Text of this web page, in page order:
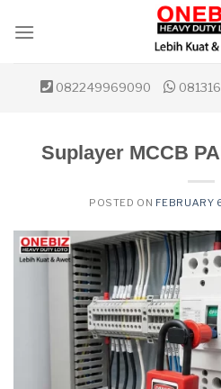
082249969090
Suplayer MCCB
POSTED ON FEBRUARY